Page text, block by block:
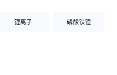
锂离子 磷酸铁锂